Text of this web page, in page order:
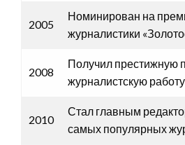
2005
Номинирован на
журналистики
2008
Получил престижную
журналистскую
2010
Стал главным
самых популярных